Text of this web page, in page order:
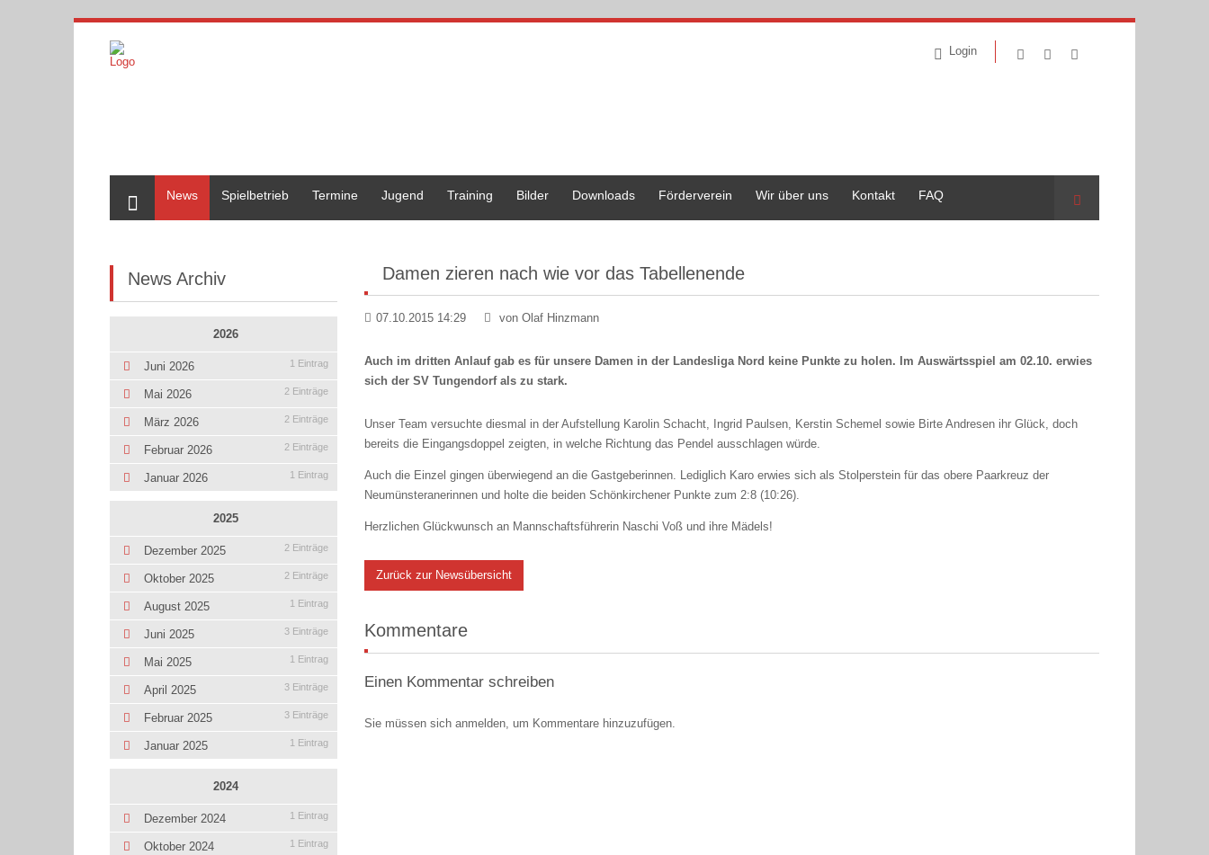
Login
News
Spielbetrieb Termine Jugend Training Bilder Downloads Förderverein Wir über uns Kontakt FAQ Suche
Damen zieren nach wie vor das Tabellenende
07.10.2015 14:29 von Olaf Hinzmann
Auch im dritten Anlauf gab es für unsere Damen in der Landesliga Nord keine Punkte zu holen. Im Auswärtsspiel am 02.10. erwies
sich der SV Tungendorf als zu stark.
Unser Team versuchte diesmal in der Aufstellung Karolin Schacht, Ingrid Paulsen, Kerstin Schemel sowie Birte Andresen ihr Glück, doch
bereits die Eingangsdoppel zeigten, in welche Richtung das Pendel ausschlagen würde.
Auch die Einzel gingen überwiegend an die Gastgeberinnen. Lediglich Karo erwies sich als Stolperstein für das obere Paarkreuz der
Neumünsteranerinnen und holte die beiden Schönkirchener Punkte zum 2:8 (10:26).
Herzlichen Glückwunsch an Mannschaftsführerin Naschi Voß und ihre Mädels!
Zurück zur Newsübersicht
Kommentare
Einen Kommentar schreiben
Sie müssen sich anmelden, um Kommentare hinzuzufügen.
News Archiv
2026
Juni 2026 1 Eintrag
Mai 2026 2 Einträge
März 2026 2 Einträge
Februar 2026 2 Einträge
Januar 2026 1 Eintrag
2025
Dezember 2025 2 Einträge
Oktober 2025 2 Einträge
August 2025 1 Eintrag
Juni 2025 3 Einträge
Mai 2025 1 Eintrag
April 2025 3 Einträge
Februar 2025 3 Einträge
Januar 2025 1 Eintrag
2024
Dezember 2024 1 Eintrag
Oktober 2024 1 Eintrag